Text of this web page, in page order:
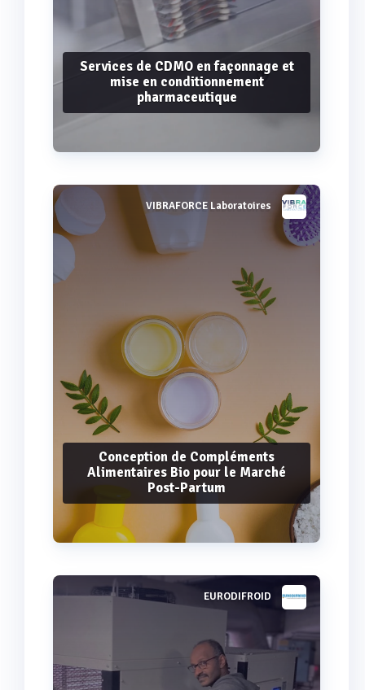
Services de CDMO en façonnage et
mise en conditionnement
pharmaceutique
Voir plus
VIBRAFORCE Laboratoires
Conception de Compléments
Alimentaires Bio pour le Marché
Post-Partum
Voir plusEURODIFROID